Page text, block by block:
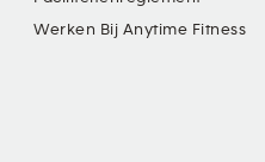
Werken Bij Anytime Fitness